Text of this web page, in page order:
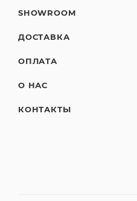
SHOWROOM
ДОСТАВКА
ОПЛАТА
О НАС
КОНТАКТЫ